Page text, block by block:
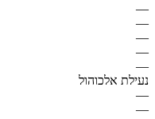
—
—
—
—
—
נעילת אלכוהול
—
—